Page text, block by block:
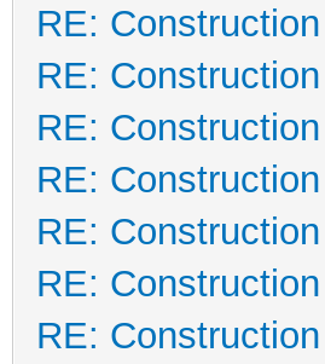
RE:
RE:
RE:
RE:
RE:
RE:
RE: